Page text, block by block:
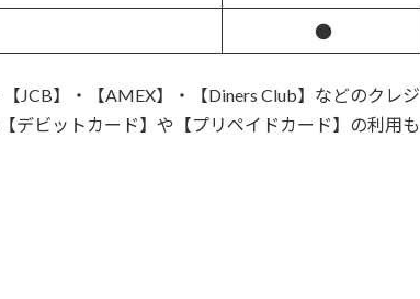
●
JCB】・【AMEX】・【Diners Club】などのクレジ
デビットカード】や【プリペイドカード】の利用も